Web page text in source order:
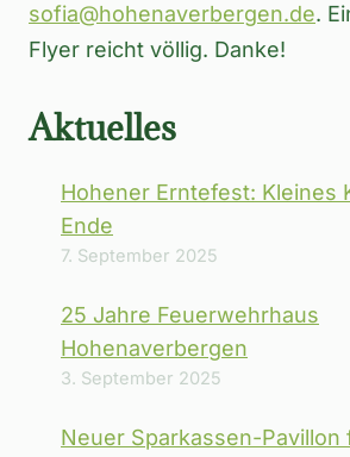
sofia@hohenaverbergen.de.
Flyer reicht völlig. Danke!
Aktuelles
Hohener Erntefest: Kleines
Ende
7. September 2025
25 Jahre Feuerwehrhaus
Hohenaverbergen
3. September 2025
Neuer Sparkassen-Pavillon